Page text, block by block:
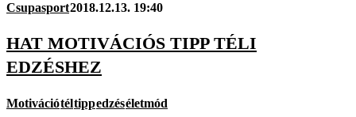
Csupasport2018.12.13. 19:40
HAT MOTIVÁCIÓS TIPP TÉLI
EDZÉSHEZ
Motivációtéltippedzéséletmód